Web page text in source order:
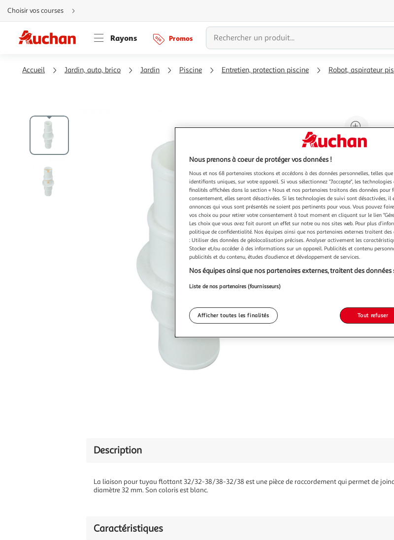
Aller
directement
au
Aller
directement
à
Aller
directement
Choisir vos courses
Rayons Promos
Accueil Jardin, auto, brico Jardin Piscine Entretien, protection piscine Robot, aspirateur
à
à
100
%
le
Description
La liaison pour tuyau flottant 32/32-38/38-32/38 est une pièce de raccordement qui permet de
diamètre 32 mm. Son coloris est blanc.
Caractéristiques
Nous prenons à coeur de protéger vos données !
Nous et nos 68 partenaires stockons et accédons à des données personnelles, telles
identifiants uniques, sur votre appareil. Si vous sélectionnez "J'accepte", les
finalités affichées dans la section « Nous et nos partenaires traitons des données pour
consentement, elles seront désactivées. Si les technologies de suivi sont désactivées,
annonces qui vous sont présentés ne soient pas pertinents pour vous. Vous pouvez
vos choix ou pour retirer votre consentement à tout moment en cliquant sur le lien
Les choix que vous avez fait auront un effet sur notre ou nos sites web. Pour plus
politique de confidentialité. Nos équipes ainsi que nos partenaires externes traitent
: Utiliser des données de géolocalisation précises. Analyser activement les
Stocker et/ou accéder à des informations sur un appareil. Publicités et contenu
publicités et du contenu, études d’audience et développement de services.
Nos équipes ainsi que nos partenaires externes, traitent des
Liste de nos partenaires (fournisseurs)
Afficher toutes les finalités Tout refuser